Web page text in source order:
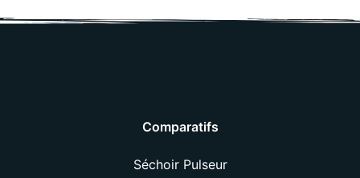
Comparatifs
Séchoir Pulseur